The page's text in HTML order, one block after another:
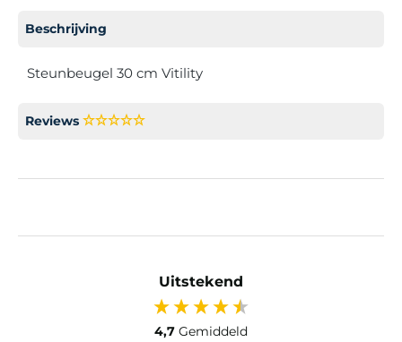
Beschrijving
Steunbeugel 30 cm Vitility
Reviews
Uitstekend
4,7 Gemiddeld